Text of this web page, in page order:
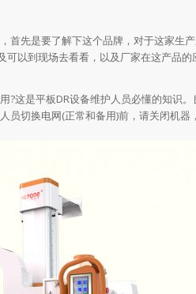
先是要了解下这个品牌，对于这家生
以到现场去看看，以及厂家在这产品
是平板DR设备维护人员必懂的知识
切换电网(正常和备用)前，请关闭机器